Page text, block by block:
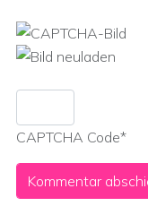
CAPTCHA Code*